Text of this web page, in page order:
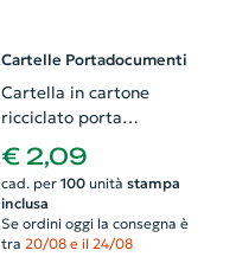
Cartelle Portadocumenti
Cartella in cartone
ricciclato porta
documenti con blocco
appunti e penna a sfera
in refill blu 23×32cm
€ 2,09
cad. per 100unità stampa
inclusa
Se ordini oggi la consegna è
tra 20/08 e il 24/08